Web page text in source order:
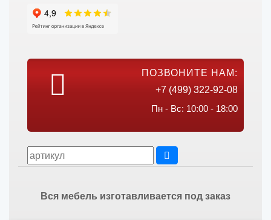
ПОЗВОНИТЕ НАМ:
+7 (499) 322-92-08
Пн - Вс: 10:00 - 18:00
Вся мебель изготавливается под заказ